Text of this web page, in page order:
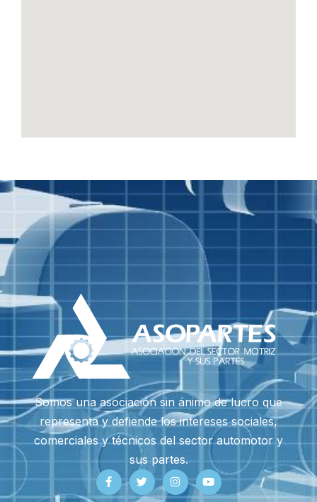
Somos una asociación sin ánimo de lucro que
representa y defiende los intereses sociales,
comerciales y técnicos del sector automotor y
sus partes.